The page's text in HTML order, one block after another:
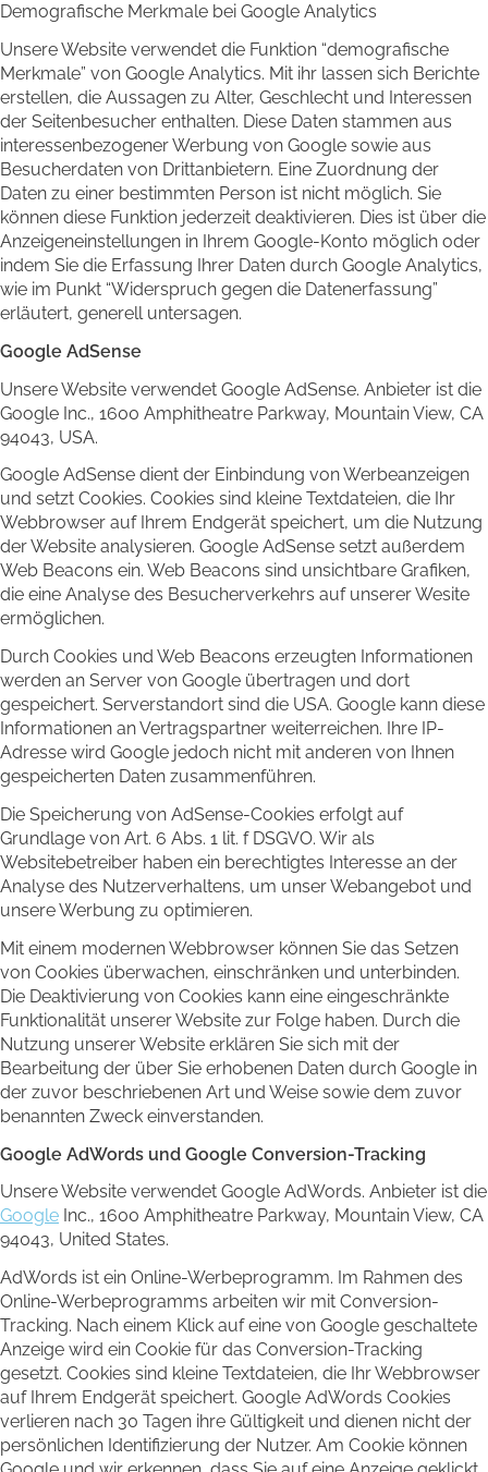
Demografische Merkmale bei Google Analytics
Unsere Website verwendet die Funktion “demografische
Merkmale” von Google Analytics. Mit ihr lassen sich Berichte
erstellen, die Aussagen zu Alter, Geschlecht und Interessen
der Seitenbesucher enthalten. Diese Daten stammen aus
interessenbezogener Werbung von Google sowie aus
Besucherdaten von Drittanbietern. Eine Zuordnung der
Daten zu einer bestimmten Person ist nicht möglich. Sie
können diese Funktion jederzeit deaktivieren. Dies ist über die
Anzeigeneinstellungen in Ihrem Google-Konto möglich oder
indem Sie die Erfassung Ihrer Daten durch Google Analytics,
wie im Punkt “Widerspruch gegen die Datenerfassung”
erläutert, generell untersagen.
Google AdSense
Unsere Website verwendet Google AdSense. Anbieter ist die
Google Inc., 1600 Amphitheatre Parkway, Mountain View, CA
94043, USA.
Google AdSense dient der Einbindung von Werbeanzeigen
und setzt Cookies. Cookies sind kleine Textdateien, die Ihr
Webbrowser auf Ihrem Endgerät speichert, um die Nutzung
der Website analysieren. Google AdSense setzt außerdem
Web Beacons ein. Web Beacons sind unsichtbare Grafiken,
die eine Analyse des Besucherverkehrs auf unserer Wesite
ermöglichen.
Durch Cookies und Web Beacons erzeugten Informationen
werden an Server von Google übertragen und dort
gespeichert. Serverstandort sind die USA. Google kann diese
Informationen an Vertragspartner weiterreichen. Ihre IP-
Adresse wird Google jedoch nicht mit anderen von Ihnen
gespeicherten Daten zusammenführen.
Die Speicherung von AdSense-Cookies erfolgt auf
Grundlage von Art. 6 Abs. 1 lit. f DSGVO. Wir als
Websitebetreiber haben ein berechtigtes Interesse an der
Analyse des Nutzerverhaltens, um unser Webangebot und
unsere Werbung zu optimieren.
Mit einem modernen Webbrowser können Sie das Setzen
von Cookies überwachen, einschränken und unterbinden.
Die Deaktivierung von Cookies kann eine eingeschränkte
Funktionalität unserer Website zur Folge haben. Durch die
Nutzung unserer Website erklären Sie sich mit der
Bearbeitung der über Sie erhobenen Daten durch Google in
der zuvor beschriebenen Art und Weise sowie dem zuvor
benannten Zweck einverstanden.
Google AdWords und Google Conversion-Tracking
Unsere Website verwendet Google AdWords. Anbieter ist die
Google Inc., 1600 Amphitheatre Parkway, Mountain View, CA
94043, United States.
AdWords ist ein Online-Werbeprogramm. Im Rahmen des
Online-Werbeprogramms arbeiten wir mit Conversion-
Tracking. Nach einem Klick auf eine von Google geschaltete
Anzeige wird ein Cookie für das Conversion-Tracking
gesetzt. Cookies sind kleine Textdateien, die Ihr Webbrowser
auf Ihrem Endgerät speichert. Google AdWords Cookies
verlieren nach 30 Tagen ihre Gültigkeit und dienen nicht der
persönlichen Identifizierung der Nutzer. Am Cookie können